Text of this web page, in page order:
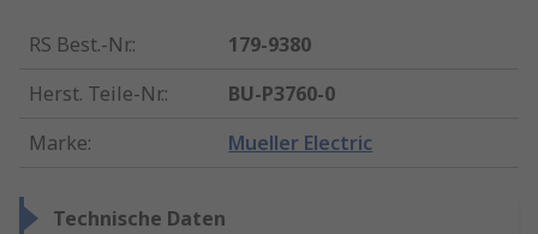
RS Best.-Nr.:
179-9380
Herst. Teile-Nr.:
BU-P3760-0
Marke: Mueller Electric
Technische Daten